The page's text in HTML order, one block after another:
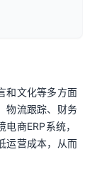
和文化等多方面
物流跟踪、财务
商ERP系统，
运营成本，从而